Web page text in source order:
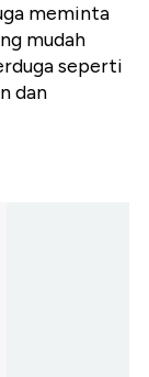
meminta
mudah
seperti
dan